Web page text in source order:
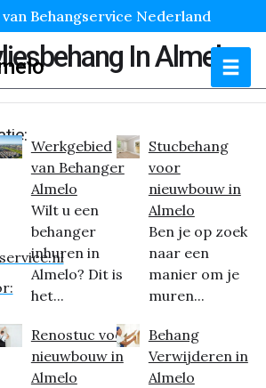
Behangservice Nederland
In Almelo
Werkgebied
van Behanger
Almelo
Wilt u een
behanger
inhuren in
Almelo? Dit is
het...
Renostuc voor
nieuwbouw in
Almelo
Stucbehang
voor
nieuwbouw in
Almelo
Ben je op zoek
naar een
manier om je
muren...
Behang
Verwijderen in
Almelo